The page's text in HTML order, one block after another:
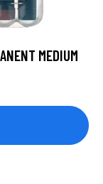
MEDIUM